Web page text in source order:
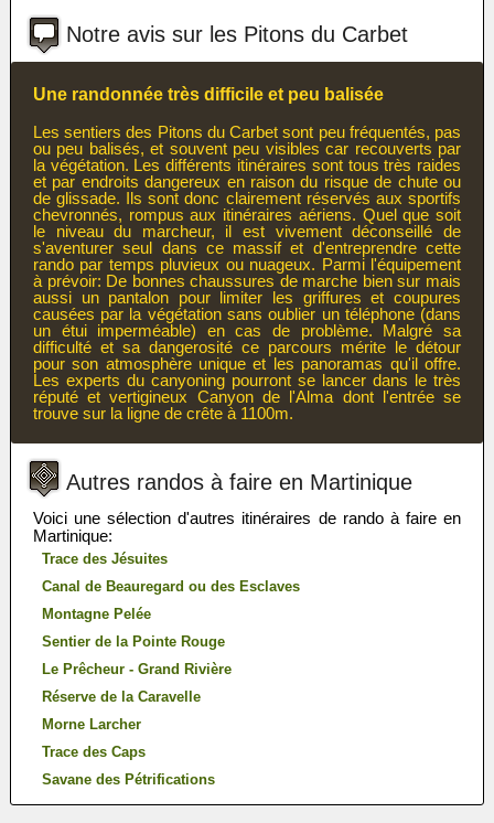
Notre avis sur les Pitons du Carbet
Une randonnée très difficile et peu balisée
Les sentiers des Pitons du Carbet sont peu fréquentés, pas
ou peu balisés, et souvent peu visibles car recouverts par
la végétation. Les différents itinéraires sont tous très raides
et par endroits dangereux en raison du risque de chute ou
de glissade. Ils sont donc clairement réservés aux sportifs
chevronnés, rompus aux itinéraires aériens. Quel que soit
le niveau du marcheur, il est vivement déconseillé de
s'aventurer seul dans ce massif et d'entreprendre cette
rando par temps pluvieux ou nuageux. Parmi l'équipement
à prévoir: De bonnes chaussures de marche bien sur mais
aussi un pantalon pour limiter les griffures et coupures
causées par la végétation sans oublier un téléphone (dans
un étui imperméable) en cas de problème. Malgré sa
difficulté et sa dangerosité ce parcours mérite le détour
pour son atmosphère unique et les panoramas qu'il offre.
Les experts du canyoning pourront se lancer dans le très
réputé et vertigineux Canyon de l'Alma dont l'entrée se
trouve sur la ligne de crête à 1100m.
Autres randos à faire en Martinique
Voici une sélection d'autres itinéraires de rando à faire en
Martinique:
Trace des Jésuites
Canal de Beauregard ou des Esclaves
Montagne Pelée
Sentier de la Pointe Rouge
Le Prêcheur - Grand Rivière
Réserve de la Caravelle
Morne Larcher
Trace des Caps
Savane des Pétrifications